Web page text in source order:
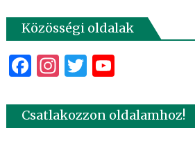
Közösségi oldalak
Facebook
Instagram
Twitter
YouTube
Csatlakozzon oldalamhoz!